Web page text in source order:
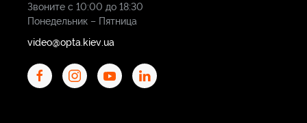
Звоните с 10:00 до 18:30
Понедельник – Пятница
video@opta.kiev.ua